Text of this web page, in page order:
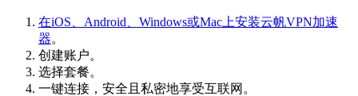
在iOS、Android、Windows或Mac上安装云帆VPN加速
器。
创建账户。
选择套餐。
一键连接，安全且私密地享受互联网。